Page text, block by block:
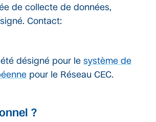
de collecte de données,
Contact:
désigné pour le système de
pour le Réseau CEC.
?